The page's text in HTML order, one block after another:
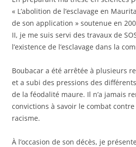
« L’abolition de l’esclavage en
de son application » soutenue en
II, je me suis servi des travaux de
l’existence de l’esclavage dans la
Boubacar a été arrêtée à plusieurs
et a subi des pressions des
de la féodalité maure. Il n’a jamais
convictions à savoir le combat contre
racisme.
À l’occasion de son décès, je